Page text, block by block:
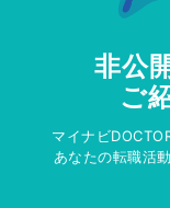
非公
ご
マイナビ
あなたの転職活